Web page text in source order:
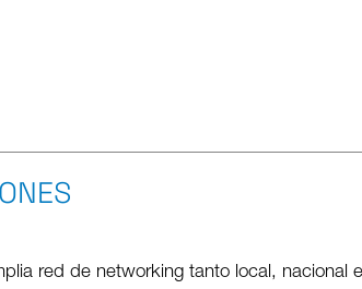
red de networking tanto local, nacional